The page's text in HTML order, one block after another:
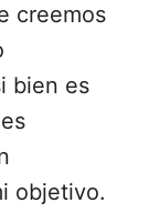
creemos
bien es
objetivo.